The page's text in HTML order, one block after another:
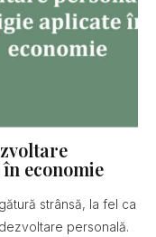
economie
strânsă, la fel ca
personală.